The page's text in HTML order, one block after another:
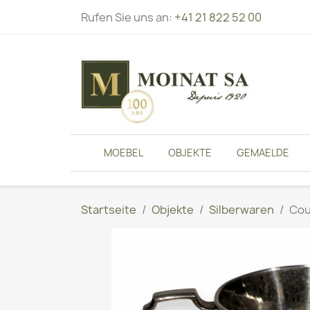
Rufen Sie uns an: +41 21 822 52 00
MOEBEL OBJEKTE GEMAELDE
Startseite Objekte Silberwaren